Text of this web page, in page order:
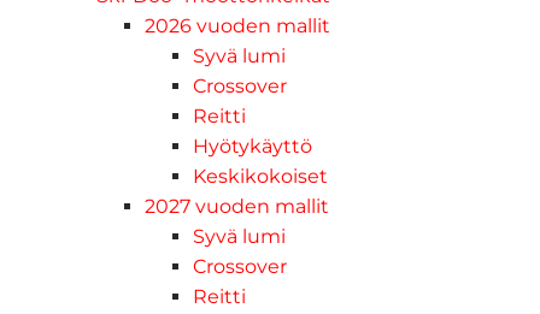
2026 vuoden mallit
Syvä lumi
Crossover
Reitti
Hyötykäyttö
Keskikokoiset
2027 vuoden mallit
Syvä lumi
Crossover
Reitti